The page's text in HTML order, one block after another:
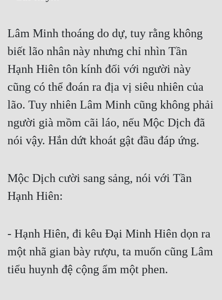
Lâm Minh thoáng do dự, tuy rằng không
biết lão nhân này nhưng chỉ nhìn Tần
Hạnh Hiên tôn kính đối với người này
cũng có thể đoán ra địa vị siêu nhiên của
lão. Tuy nhiên Lâm Minh cũng không phải
người già mồm cãi láo, nếu Mộc Dịch đã
nói vậy. Hắn dứt khoát gật đầu đáp ứng.
Mộc Dịch cười sang sảng, nói với Tần
Hạnh Hiên:
- Hạnh Hiên, đi kêu Đại Minh Hiên dọn ra
một nhã gian bày rượu, ta muốn cũng Lâm
tiểu huynh đệ cộng ẩm một phen.